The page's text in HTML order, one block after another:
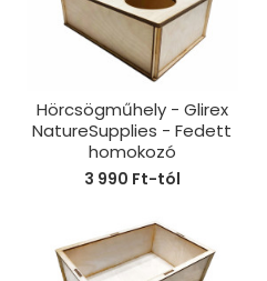
Hörcsögműhely - Glirex
NatureSupplies - Fedett
homokozó
3 990 Ft-tól